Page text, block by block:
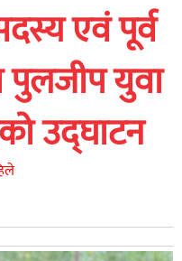
एवं पूर्व
पुलजीप युवा
उद्घाटन